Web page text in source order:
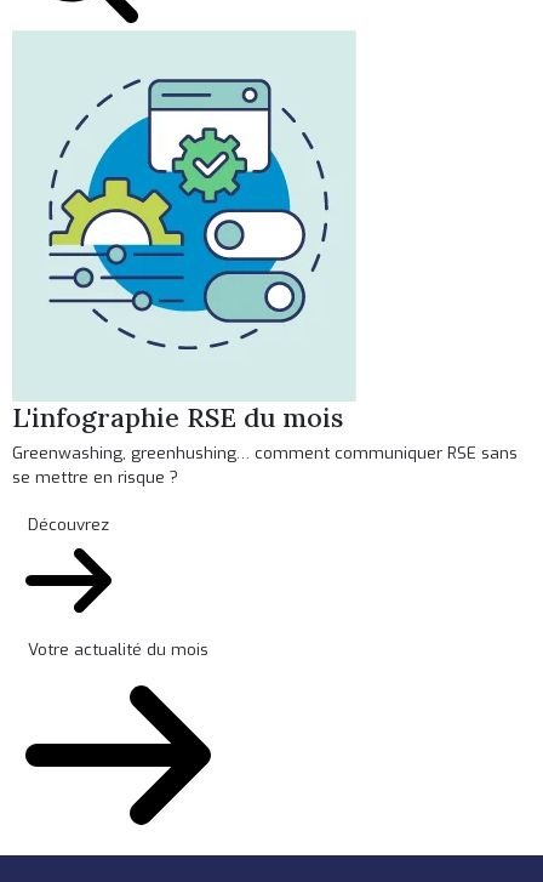
L'infographie RSE du mois
Greenwashing, greenhushing… comment communiquer RSE sans
se mettre en risque ?
Découvrez
Votre actualité du mois